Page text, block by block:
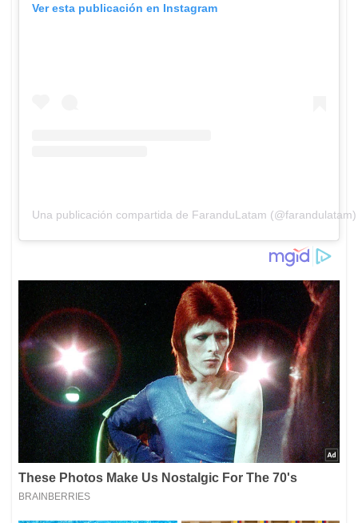
Ver esta publicación en Instagram
Una publicación compartida de FaranduLatam (@farandulatam)